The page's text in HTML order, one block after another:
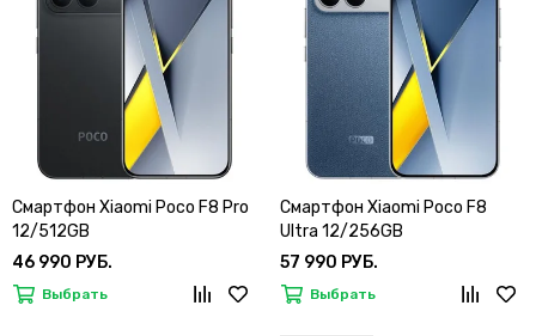
Смартфон Xiaomi Poco F8 Pro
12/512GB
46 990 РУБ.
Выбрать
Смартфон Xiaomi Poco F8
Ultra 12/256GB
57 990 РУБ.
Выбрать